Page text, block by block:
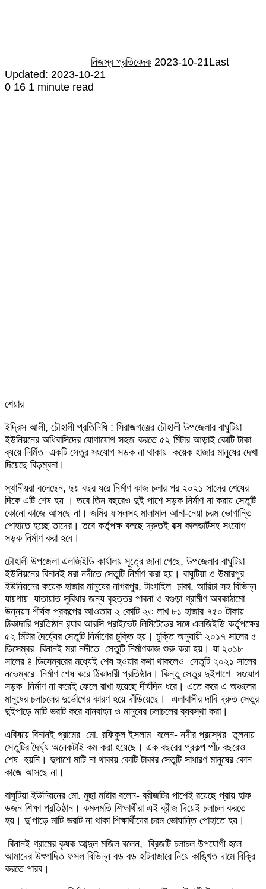
নিজস্ব প্রতিবেদক 2023-10-21Last
Updated: 2023-10-21
0 16 1 minute read
শেয়ার
via
Email
ইদ্রিস আলী, চৌহালী প্রতিনিধি : সিরাজগঞ্জের চৌহালী উপজেলার বাঘুটিয়া
ইউনিয়নের অধিবাসিদের যোগাযোগ সহজ করতে ৫২ মিটার আড়াই কোটি টাকা
ব্যয়ে নির্মিত একটি সেতুর সংযোগ সড়ক না থাকায় কয়েক হাজার মানুষের দেখা
দিয়েছে বিড়ম্বনা।
স্থানীয়রা বলেছেন, ছয় বছর ধরে নির্মাণ কাজ চলার পর ২০২১ সালের শেষের
দিকে এটি শেষ হয় । তবে তিন বছরেও দুই পাশে সড়ক নির্মাণ না করায় সেতুটি
কোনো কাজে আসছে না। জমির ফসলসহ মালামাল আনা-নেয়া চরম ভোগান্তি
পোহাতে হচ্ছে তাদের। তবে কর্তৃপক্ষ বলছে দ্রুতই বক্স কালভার্টসহ সংযোগ
সড়ক নির্মাণ করা হবে।
চৌহালী উপজেলা এলজিইডি কার্যালয় সূত্রে জানা গেছে, উপজেলার বাঘুটিয়া
ইউনিয়নের বিনানই মরা নদীতে সেতুটি নির্মাণ করা হয়। বাঘুটিয়া ও উমারপুর
ইউনিয়নের কয়েক হাজার মানুষের নাগরপুর, টাংগাইল ঢাকা, আরিচা সহ বিভিন্ন
যায়গায় যাতায়াত সুবিধার জন্য বৃহত্তর পাবনা ও বগুড়া গ্রামীণ অবকাঠামো
উন্নয়ন শীর্ষক প্রকল্পের আওতায় ২ কোটি ২৩ লাখ ৮১ হাজার ৭৫০ টাকায়
ঠিকাদারি প্রতিষ্ঠান র‌্যাব আরসি প্রাইভেট লিমিটেডের সঙ্গে এলজিইডি কর্তৃপক্ষের
৫২ মিটার দৈর্ঘ্যের সেতুটি নির্মাণের চুক্তি হয়। চুক্তি অনুযায়ী ২০১৭ সালের ৫
ডিসেম্বর বিনানই মরা নদীতে সেতুটি নির্মাণকাজ শুরু করা হয়। যা ২০১৮
সালের ৪ ডিসেম্বরের মধ্যেই শেষ হওয়ার কথা থাকলেও সেতুটি ২০২১ সালের
নভেম্বরে নির্মাণ শেষ করে ঠিকাদারী প্রতিষ্ঠান। কিন্তু সেতুর দুইপাশে সংযোগ
সড়ক নির্মাণ না করেই ফেলে রাখা হয়েছে দীর্ঘদিন ধরে। এতে করে এ অঞ্চলের
মানুষের চলাচলের দুর্ভোগের কারণ হয়ে দাঁড়িয়েছে। এলাবাসীর দাবি দ্রুত সেতুর
দুইপাড়ে মাটি ভরাট করে যানবাহন ও মানুষের চলাচলের ব্যবস্থা করা।
এবিষয়ে বিনানই গ্রামের মো. রফিকুল ইসলাম বলেন- নদীর প্রস্থের তুলনায়
সেতুটির দৈর্ঘ্য অনেকটাই কম করা হয়েছে। এক বছরের প্রকল্প পাঁচ বছরেও
শেষ হয়নি। দুপাশে মাটি না থাকায় কোটি টাকার সেতুটি সাধারণ মানুষের কোন
কাজে আসছে না।
বাঘুটিয়া ইউনিয়নের মো. মুছা মাষ্টার বলেন- ব্রীজটির পাশেই রয়েছে প্রায় হাফ
ডজন শিক্ষা প্রতিষ্ঠান। কমলমতি শিক্ষার্থীরা এই ব্রীজ দিয়েই চলাচল করতে
হয়। দু’পাড়ে মাটি ভরাট না থাকা শিক্ষার্থীদের চরম ভোঘান্তি পোহাতে হয়।
বিনানই গ্রামের কৃষক আব্দুল মজিল বলেন, ব্রিজটি চলাচল উপযোগী হলে
আমাদের উৎপাদিত ফসল বিভিন্ন বড় বড় হাটবাজারে নিয়ে কাঙ্খিত দামে বিক্রি
করতে পারব।